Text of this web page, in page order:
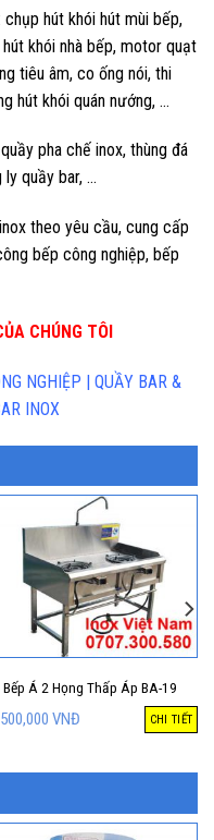
chụp hút khói hút mùi bếp,
khói nhà bếp, motor quạt
tiêu âm, co ống nói, thi
hút khói quán nướng, …
pha chế inox, thùng đá
quầy bar, …
theo yêu cầu, cung cấp
bếp công nghiệp, bếp
CHÚNG TÔI
NGHIỆP | QUẦY BAR &
INOX
Bếp Á 2 Họng Thấp Áp BA-19
VNĐ CHI TIẾT